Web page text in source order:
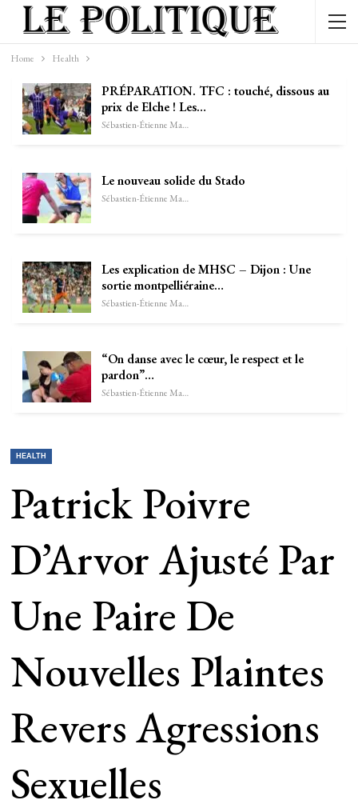
Home Health
PRÉPARATION. TFC : touché, dissous au
prix de Elche ! Les…
Sébastien-Étienne Marechal
Le nouveau solide du Stado
Sébastien-Étienne Marechal
Les explication de MHSC – Dijon : Une
sortie montpelliéraine…
Sébastien-Étienne Marechal
“On danse avec le cœur, le respect et le
pardon”…
Sébastien-Étienne Marechal
HEALTH
Patrick Poivre
D’Arvor Ajusté Par
Une Paire De
Nouvelles Plaintes
Revers Agressions
Sexuelles